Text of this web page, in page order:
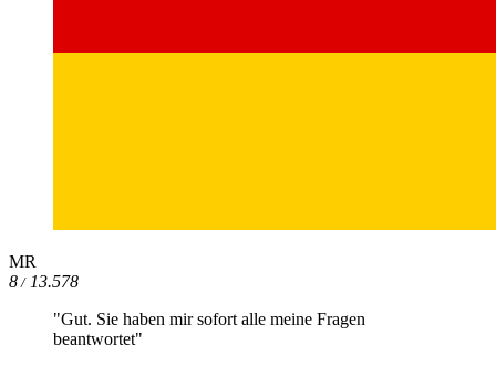
MR
8/13.578
"Gut. Sie haben mir sofort alle meine Fragen
beantwortet"